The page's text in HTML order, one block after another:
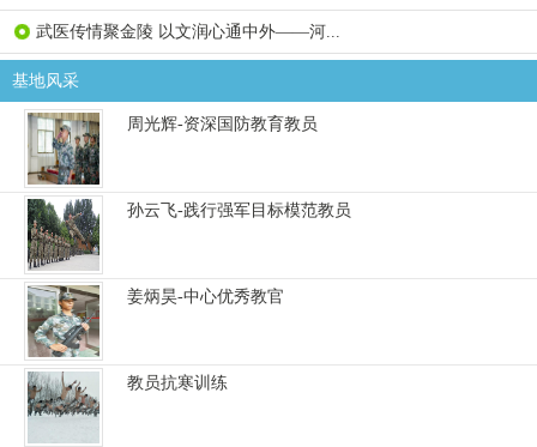
武医传情聚金陵 以文润心通中外——河...
基地风采
周光辉-资深国防教育教员
孙云飞-践行强军目标模范教员
姜炳昊-中心优秀教官
教员抗寒训练